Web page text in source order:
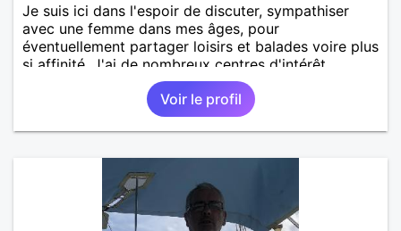
Je suis ici dans l'espoir de discuter, sympathiser
avec une femme dans mes âges, pour
éventuellement partager loisirs et balades voire plus
si affinité. J'ai de nombreux centres d'intérêt
comme la musique, balades, pêche, gastronomie,...
Voir le profil